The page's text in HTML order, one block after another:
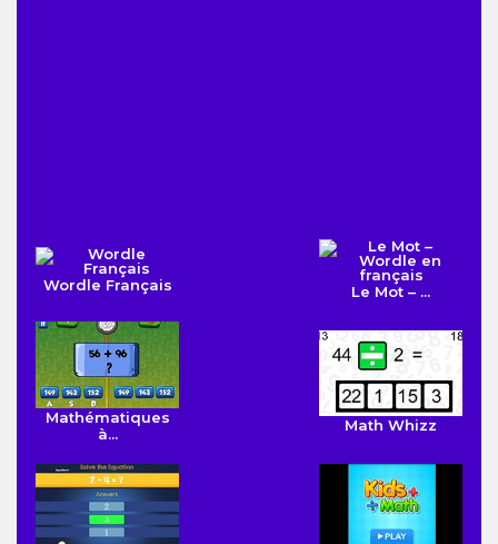
Wordle Français Le Mot – ...
Mathématiques
à...
Math Whizz